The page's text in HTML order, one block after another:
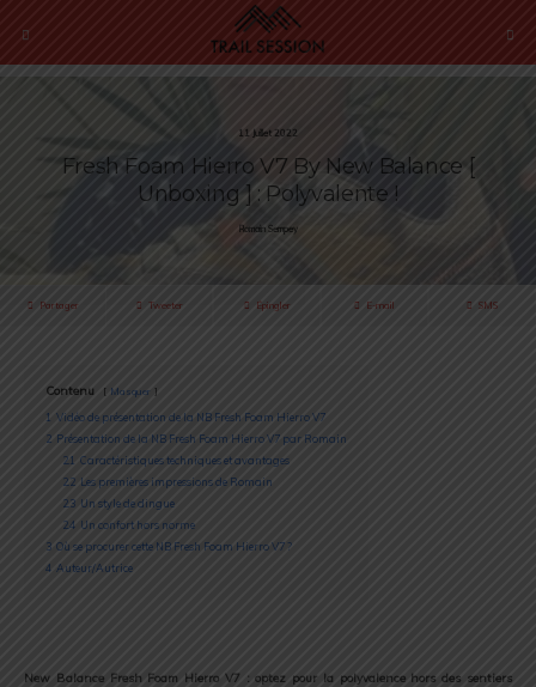
11 Juillet 2022
Fresh Foam Hierro V7 By New Balance [
Unboxing ] : Polyvalente !
Romain Sempey
Partager Tweeter Épingler E-mail SMS
Contenu Masquer
1 Vidéo de présentation de la NB Fresh Foam Hierro V7
2 Présentation de la NB Fresh Foam Hierro V7 par Romain
2.1 Caractéristiques techniques et avantages
2.2 Les premières impressions de Romain
2.3 Un style de dingue
2.4 Un confort hors norme
3 Où se procurer cette NB Fresh Foam Hierro V7 ?
4 Auteur/Autrice
New Balance Fresh Foam Hierro V7 : optez pour la polyvalence hors des sentiers